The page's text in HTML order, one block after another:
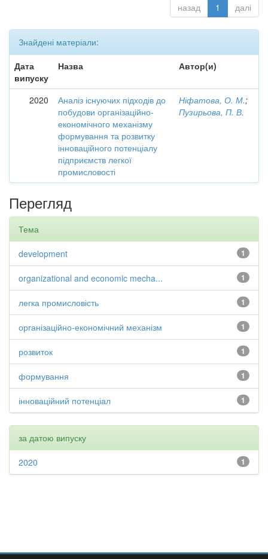
назад 1 далі
Знайдені матеріали:
Дата
випуску
Назва Автор(и)
2020
Аналіз існуючих підходів до
побудови організаційно-
економічного механізму
формування та розвитку
інноваційного потенціалу
підприємств легкої
промисловості
Ніфатова, О. М.;
Пузирьова, П. В.
Перегляд
Тема
1
development
1
organizational and economic mecha...
1
легка промисловість
1
організаційно-економічний механізм
1
розвиток
1
формування
1
інноваційний потенціал
за датою випуску
1
2020